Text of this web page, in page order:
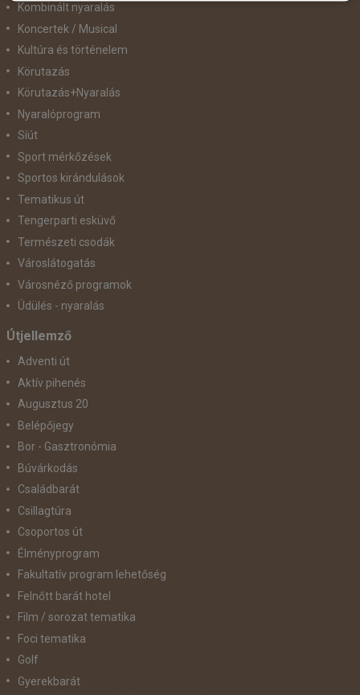
Kombinált nyaralás
Koncertek / Musical
Kultúra és történelem
Körutazás
Körutazás+Nyaralás
Nyaralóprogram
Síút
Sport mérkőzések
Sportos kirándulások
Tematikus út
Tengerparti esküvő
Természeti csodák
Városlátogatás
Városnéző programok
Üdülés - nyaralás
Útjellemző
Adventi út
Aktív pihenés
Augusztus 20
Belépőjegy
Bor - Gasztronómia
Búvárkodás
Családbarát
Csillagtúra
Csoportos út
Élményprogram
Fakultatív program lehetőség
Felnőtt barát hotel
Film / sorozat tematika
Foci tematika
Golf
Gyerekbarát